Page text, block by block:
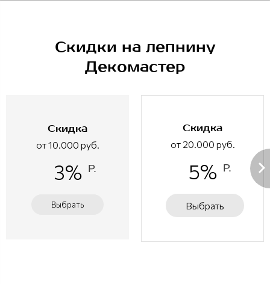
Скидки на лепнину
Декомастер
Скидка
от 10.000 руб.
3% Р.
Выбрать
Скидка
от 20.000 руб.
5% Р.
Выбрать